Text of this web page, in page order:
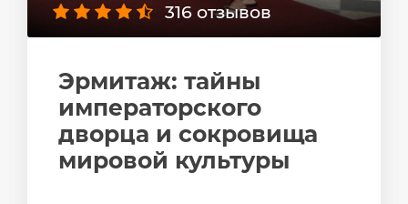
316 отзывов
Эрмитаж: тайны
императорского
дворца и сокровища
мировой культуры